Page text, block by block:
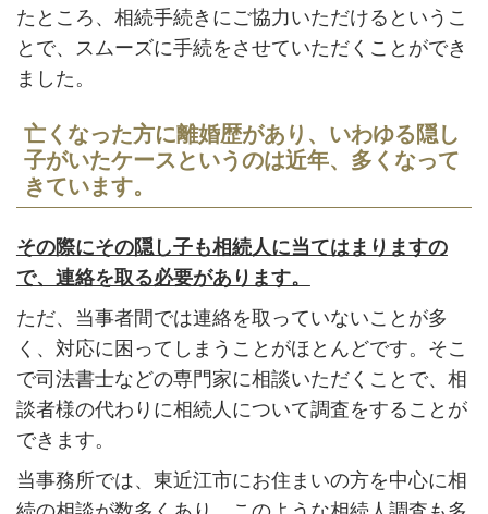
たところ、相続手続きにご協力いただけるというこ
とで、スムーズに手続をさせていただくことができ
ました。
亡くなった方に離婚歴があり、いわゆる隠し
子がいたケースというのは近年、多くなって
きています。
その際にその隠し子も相続人に当てはまりますの
で、連絡を取る必要があります。
ただ、当事者間では連絡を取っていないことが多
く、対応に困ってしまうことがほとんどです。そこ
で司法書士などの専門家に相談いただくことで、相
談者様の代わりに相続人について調査をすることが
できます。
当事務所では、東近江市にお住まいの方を中心に相